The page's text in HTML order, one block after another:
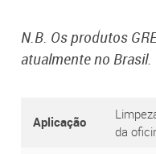
N.B. Os produtos
atualmente no Brasil.
Aplicação
da